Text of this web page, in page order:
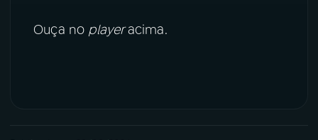
Instagram
Ouça no playeracima.